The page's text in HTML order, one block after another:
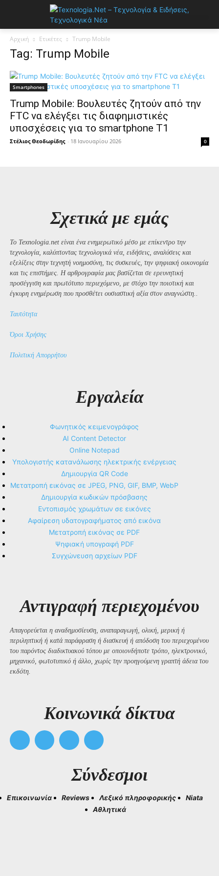
Αρχική Ετικέτες Trump Mobile
Tag: Trump Mobile
Smartphones
Trump Mobile: Βουλευτές ζητούν από την
FTC να ελέγξει τις διαφημιστικές
υποσχέσεις για το smartphone T1
Στέλιος Θεοδωρίδης - 18 Ιανουαρίου 2026 0
Σχετικά με εμάς
Το Texnologia.net είναι ένα ενημερωτικό μέσο με επίκεντρο την
τεχνολογία, καλύπτοντας τεχνολογικά νέα, ειδήσεις, αναλύσεις και
εξελίξεις στην τεχνητή νοημοσύνη, τις συσκευές, την ψηφιακή οικονομία
και τις επιστήμες. Η αρθρογραφία μας βασίζεται σε ερευνητική
προσέγγιση και πρωτότυπο περιεχόμενο, με στόχο την ποιοτική και
έγκυρη ενημέρωση που προσθέτει ουσιαστική αξία στον αναγνώστη..
Ταυτότητα
Όροι Χρήσης
Πολιτική Απορρήτου
Εργαλεία
Φωνητικός κειμενογράφος
AI Content Detector
Online Notepad
Υπολογιστής κατανάλωσης ηλεκτρικής ενέργειας
Δημιουργία QR Code
Μετατροπή εικόνας σε JPEG, PNG, GIF, BMP, WebP
Δημιουργία κωδικών πρόσβασης
Εντοπισμός χρωμάτων σε εικόνες
Αφαίρεση υδατογραφήματος από εικόνα
Μετατροπή εικόνας σε PDF
Ψηφιακή υπογραφή PDF
Συγχώνευση αρχείων PDF
Αντιγραφή περιεχομένου
Απαγορεύεται η αναδημοσίευση, αναπαραγωγή, ολική, μερική ή
περιληπτική ή κατά παράφραση ή διασκευή ή απόδοση του περιεχομένου
του παρόντος διαδικτυακού τόπου με οποιονδήποτε τρόπο, ηλεκτρονικό,
μηχανικό, φωτοτυπικό ή άλλο, χωρίς την προηγούμενη γραπτή άδεια του
εκδότη.
Kοινωνικά δίκτυα
Σύνδεσμοι
Επικοινωνία Reviews Λεξικό πληροφορικής
Niata
Αθλητικά